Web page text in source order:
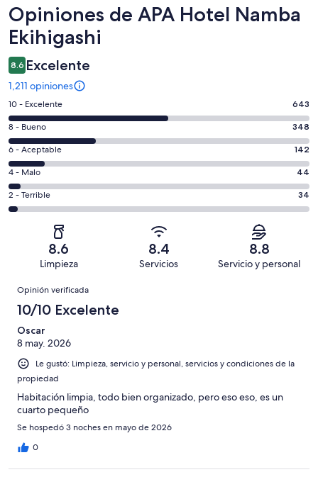
Opiniones
Opiniones de APA Hotel Namba
Ekihigashi
8.6 Excelente
1,211 opiniones
Puntuación
de
10,
es
decir,
Excelente.
Basada
en
opiniones
10 - Excelente 643
Puntuación
de
8,
es
decir,
Bueno.
opiniones
8 - Bueno 348
Puntuación
de
6,
es
decir,
Aceptable.
de
opiniones
6 - Aceptable 142
Puntuación
de
4,
Basada
44
de
opiniones
4 - Malo 44
Puntuación
de
Terrible.
Basada
34
de
1211
opiniones
2 - Terrible 34
8.6
Limpieza
8.4
Servicios
8.8
Servicio y personal
Opiniones
Opinión verificada
10/10 Excelente
Oscar
8 may. 2026
Le gustó: Limpieza, servicio y personal, servicios y condiciones de la
propiedad
Habitación limpia, todo bien organizado, pero eso eso, es un
cuarto pequeño
Se hospedó 3 noches en mayo de 2026
0